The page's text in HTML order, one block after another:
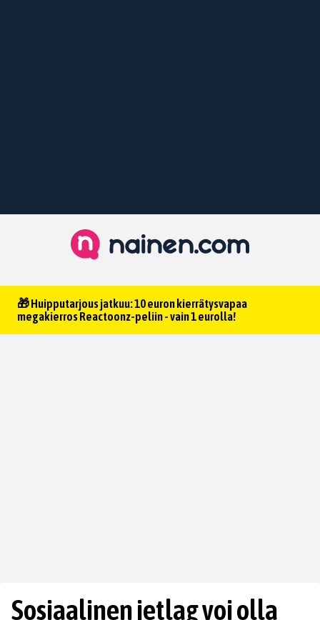
🎁 Huipputarjous jatkuu: 10 euron kierrätysvapaa
megakierros Reactoonz-peliin - vain 1 eurolla!
Sosiaalinen jetlag voi olla